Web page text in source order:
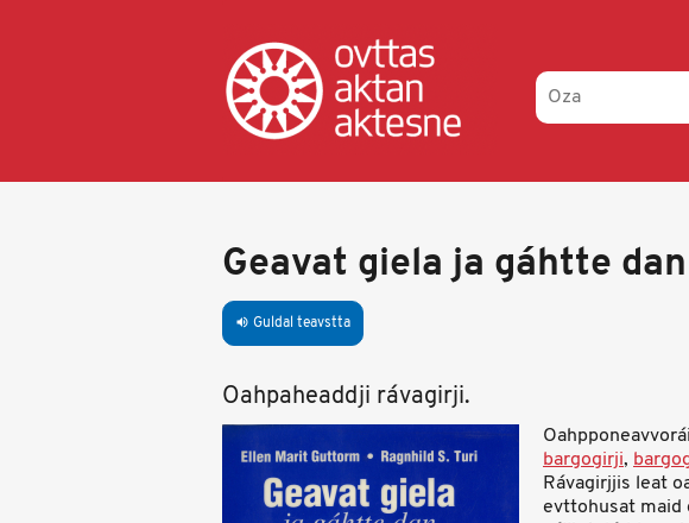
Geavat giela ja gáhtte dan
volume_up Guldal teavstta
Oahpaheaddji rávagirji.
bargogirji,
Rávagirjjis leat
evttohusat maid